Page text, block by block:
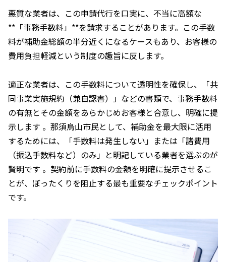
悪質な業者は、この申請代行を口実に、不当に高額な
**「事務手数料」**を請求することがあります。この手数
料が補助金総額の半分近くになるケースもあり、お客様の
費用負担軽減という制度の趣旨に反します。
適正な業者は、この手数料について透明性を確保し、「共
同事業実施規約（兼自認書）」などの書類で、事務手数料
の有無とその金額をあらかじめお客様と合意し、明確に提
示します 。那須烏山市民として、補助金を最大限に活用
するためには、「手数料は発生しない」または「諸費用
（振込手数料など）のみ」と明記している業者を選ぶのが
賢明です 。契約前に手数料の金額を明確に提示させるこ
とが、ぼったくりを阻止する最も重要なチェックポイント
です。